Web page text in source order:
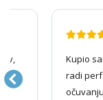
Kupio
radi